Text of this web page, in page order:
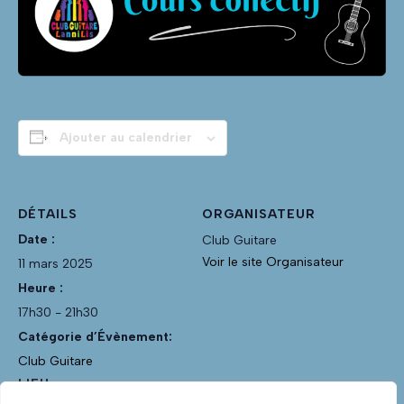
Ajouter au calendrier
DÉTAILS
Date :
11 mars 2025
Heure :
17h30 - 21h30
Catégorie d’Évènement:
Club Guitare
LIEU
ORGANISATEUR
Club Guitare
Voir le site Organisateur